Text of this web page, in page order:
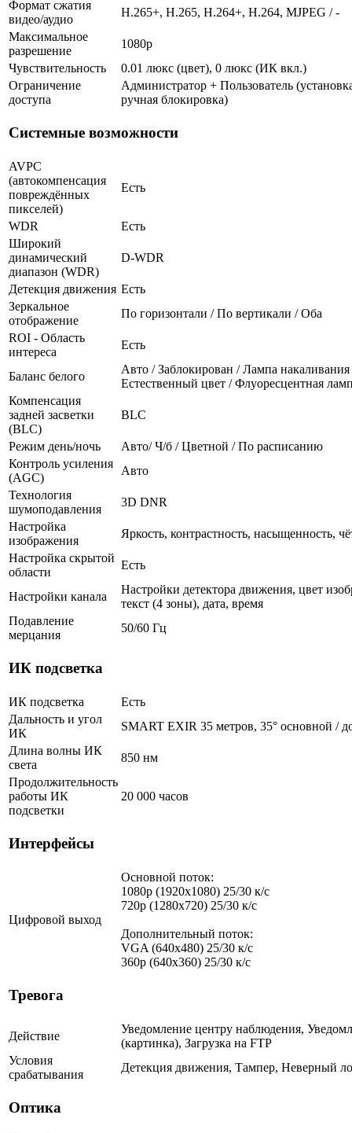
Формат сжатия
видео/аудио
H.265+, H.265, H.264+, H.264, MJPEG / -
Максимальное
разрешение
1080p
Чувствительность
0.01 люкс (цвет), 0 люкс (ИК вкл.)
Ограничение
доступа
Администратор + Пользователь
ручная блокировка)
Системные возможности
AVPC
(автокомпенсация
повреждённых
пикселей)
Есть
WDR
Есть
Широкий
динамический
диапазон (WDR)
D-WDR
Детекция движения Есть
Зеркальное
отображение
По горизонтали / По вертикали / Оба
ROI - Область
интереса
Есть
Баланс белого
Авто / Заблокирован / Лампа
Естественный цвет / Флуоресцентная
Компенсация
задней засветки
(BLC)
BLC
Режим день/ночь
Авто/ Ч/б / Цветной / По расписанию
Контроль усиления
(AGC)
Авто
Технология
шумоподавления
3D DNR
Настройка
изображения
Яркость, контрастность, насыщенность,
Настройка скрытой
области
Есть
Настройки канала
Настройки детектора движения, цвет
текст (4 зоны), дата, время
Подавление
мерцания
50/60 Гц
ИК подсветка
ИК подсветка
Есть
Дальность и угол
ИК
SMART EXIR 35 метров, 35° основной /
Длина волны ИК
света
850 нм
Продолжительность
работы ИК
подсветки
20 000 часов
Интерфейсы
Цифровой выход
Основной поток:
1080p (1920x1080) 25/30 к/с
720p (1280х720) 25/30 к/с
Дополнительный поток:
VGA (640x480) 25/30 к/с
360p (640x360) 25/30 к/с
Тревога
Действие
Уведомление центру наблюдения,
(картинка), Загрузка на FTP
Условия
срабатывания
Детекция движения, Тампер, Неверный
Оптика